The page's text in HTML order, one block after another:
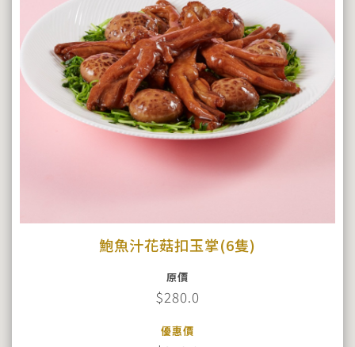
鮑魚汁花菇扣玉掌(6隻)
原價
$280.0
優惠價